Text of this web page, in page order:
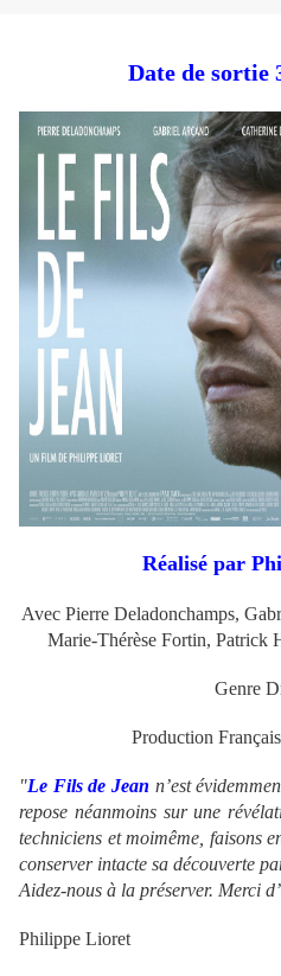
Date de sortie
Réalisé par
Avec Pierre Deladonchamps,
Marie-Thérèse Fortin, Patrick
Genre
Production
"Le Fils de Jean n’est
repose néanmoins sur une
techniciens et moimême, faisons
conserver intacte sa découverte
Aidez-nous à la préserver. Merci
Philippe Lioret